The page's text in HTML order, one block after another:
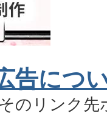
告につ
のリンク先